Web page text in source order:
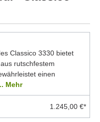
Classico 3330 bietet
rutschfestem
einen
Mehr
1.245,00 €*